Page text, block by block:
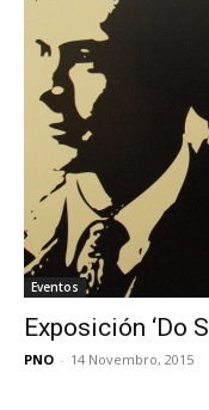
Eventos
Exposición ‘Do
PNO - 14 Novembro, 2015